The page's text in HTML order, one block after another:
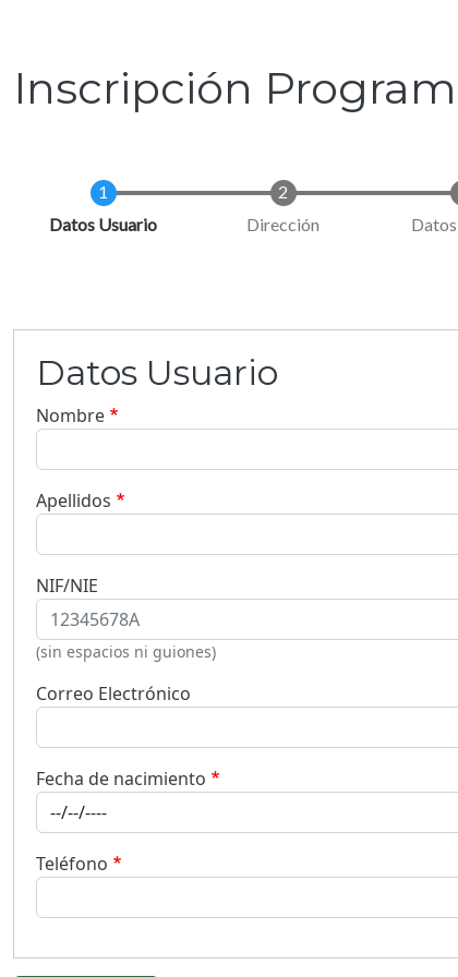
Inscripción
Current
Datos Usuario Dirección
Datos Usuario
Nombre
Apellidos
NIF/NIE
(sin espacios ni guiones)
Correo Electrónico
Fecha de nacimiento
Teléfono